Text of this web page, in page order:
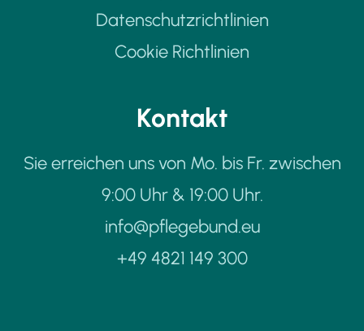
Kontakt
Sie erreichen uns von Mo. bis Fr. zwischen
9:00 Uhr & 19:00 Uhr.
info@pflegebund.eu
+49 4821 149 300
Datenschutzrichtlinien
Cookie Richtlinien